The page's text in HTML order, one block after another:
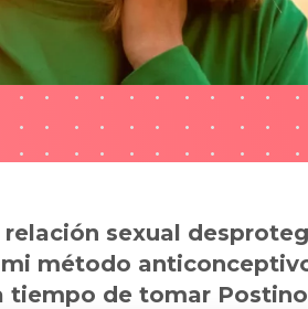
sexual
método
tiempo de tomar